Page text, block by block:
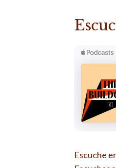
Escuche